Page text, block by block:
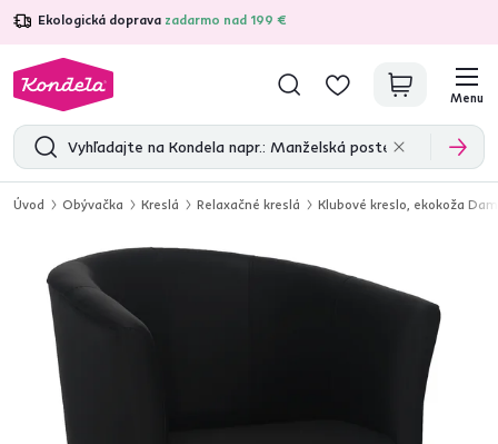
Ekologická doprava zadarmo nad 199 €
4,7 31 285overených produktových recenzií
Menu
Úvod Obývačka Kreslá Relaxačné kreslá Klubové kreslo, ekokoža